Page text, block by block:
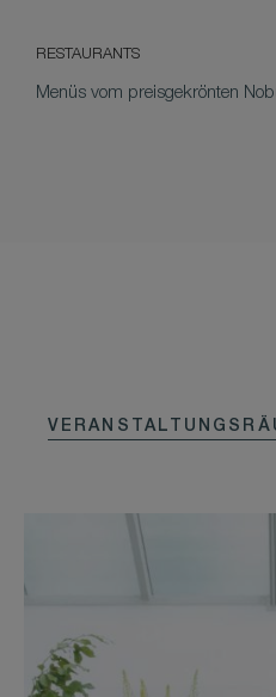
RESTAURANTS
Menüs vom preisgekrönten